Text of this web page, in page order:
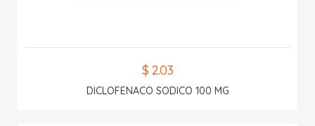
$ 2.03
DICLOFENACO SODICO 100 MG